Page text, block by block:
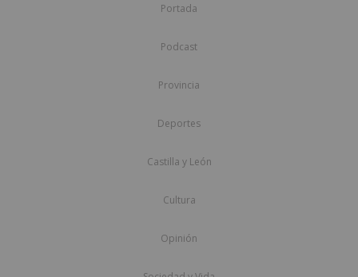
Portada
Podcast
Provincia
Deportes
Castilla y León
Cultura
Opinión